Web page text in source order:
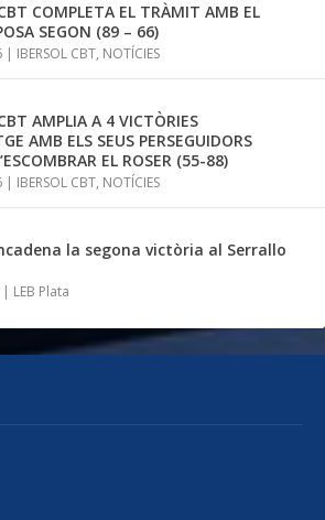
CBT COMPLETA EL TRÀMIT AMB EL
SEGON (89 – 66)
| IBERSOL CBT, NOTÍCIES
AMPLIA A 4 VICTÒRIES
AMB ELS SEUS PERSEGUIDORS
EL ROSER (55-88)
| IBERSOL CBT, NOTÍCIES
la segona victòria al Serrallo
| LEB Plata